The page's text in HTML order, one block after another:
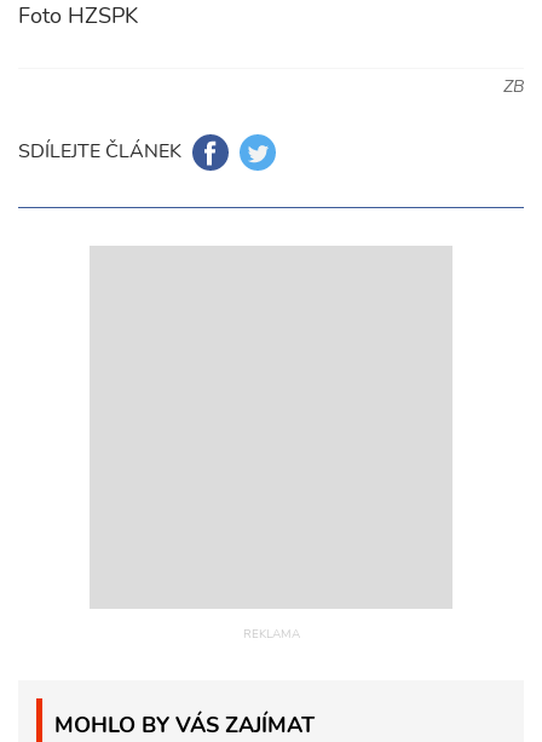
Foto HZSPK
ZB
SDÍLEJTE ČLÁNEK
MOHLO BY VÁS ZAJÍMAT